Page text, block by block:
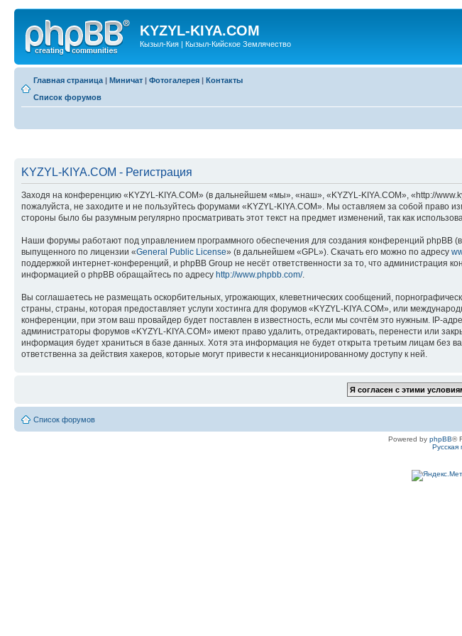
KYZYL-KIYA.COM
Кызыл-Кия | Кызыл-Кийское Землячество
Главная страница | Миничат | Фотогалерея | Контакты
Список форумов
KYZYL-KIYA.COM - Регистрация
Заходя на конференцию «KYZYL-KIYA.COM» (в дальнейшем «мы», «наш», «KYZYL-KIYA.COM», «http://
пожалуйста, не заходите и не пользуйтесь форумами «KYZYL-KIYA.COM». Мы оставляем за собой право
стороны было бы разумным регулярно просматривать этот текст на предмет изменений, так как
Наши форумы работают под управлением программного обеспечения для создания конференций phpBB
выпущенного по лицензии «General Public License» (в дальнейшем «GPL»). Скачать его можно по адресу
поддержкой интернет-конференций, и phpBB Group не несёт ответственности за то, что администрация
информацией о phpBB обращайтесь по адресу http://www.phpbb.com/.
Вы соглашаетесь не размещать оскорбительных, угрожающих, клеветнических сообщений,
страны, страны, которая предоставляет услуги хостинга для форумов «KYZYL-KIYA.COM», или
конференции, при этом ваш провайдер будет поставлен в известность, если мы сочтём это нужным. IP-
администраторы форумов «KYZYL-KIYA.COM» имеют право удалить, отредактировать, перенести или
информация будет храниться в базе данных. Хотя эта информация не будет открыта третьим лицам
ответственна за действия хакеров, которые могут привести к несанкционированному доступу к ней.
Список форумов
Powered by phpBB®
Русская